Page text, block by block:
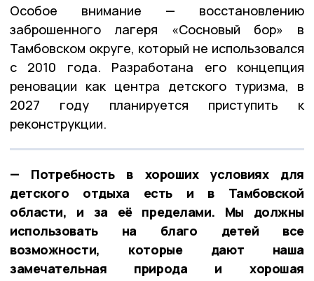
Особое внимание — восстановлению
заброшенного лагеря «Сосновый бор» в
Тамбовском округе, который не использовался
с 2010 года. Разработана его концепция
реновации как центра детского туризма, в
2027 году планируется приступить к
реконструкции.
— Потребность в хороших условиях для
детского отдыха есть и в Тамбовской
области, и за её пределами. Мы должны
использовать на благо детей все
возможности, которые дают наша
замечательная природа и хорошая